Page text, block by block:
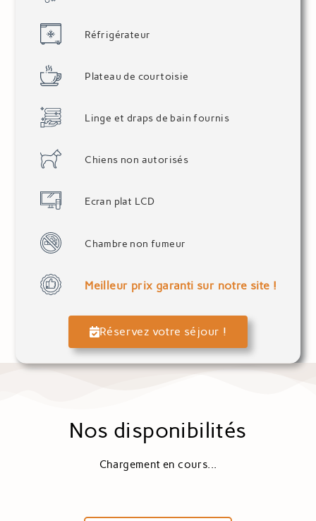
Réfrigérateur
Plateau de courtoisie
Linge et draps de bain fournis
Chiens non autorisés
Ecran plat LCD
Chambre non fumeur
Meilleur prix garanti sur notre site !
Réservez votre séjour !
Nos disponibilités
Chargement en cours...